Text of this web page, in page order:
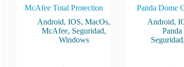
McAfee Total Protection
Android,IOS,MacOs,
McAfee, Seguridad,
Windows
Panda Dome
Android,
Seguridad,